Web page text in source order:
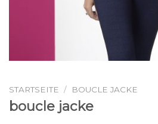
STARTSEITE / BOUCLE JACKE
boucle jacke